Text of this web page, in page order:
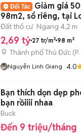
Giảm giá
98m2, sổ riêng, tại
9, HCM
Đất thổ cư Ngang 4,2 m
2,69 tỷ 27 tr/m² 98 m²
Thành phố Thủ Đức (
Nguyễn Linh Giang 4.0
Bạn thích dọn dẹp
bạn rồiiii nhaa
Buck
Đến 9 triệu/tháng